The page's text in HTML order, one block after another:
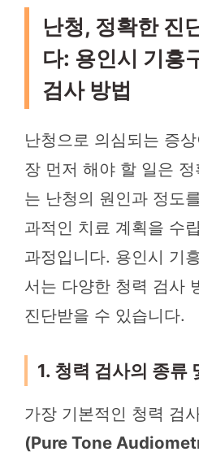
난청, 정확한 진
다: 용인시 기흥
검사 방법
난청으로 의심되는 증
장 먼저 해야 할 일은
는 난청의 원인과 정도
과적인 치료 계획을 수
과정입니다. 용인시 기
서는 다양한 청력 검사
진단받을 수 있습니다.
1. 청력 검사의 종류
가장 기본적인 청력 검
(Pure Tone